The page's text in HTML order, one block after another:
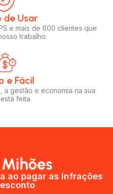
de Usar​
e mais de 600 clientes que
trabalho.
e Fácil​
a gestão e economia na sua
feita.
ao pagar as infrações